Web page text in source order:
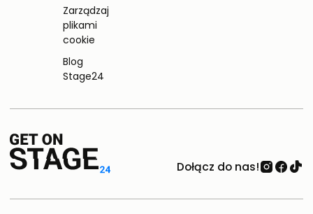
Zarządzaj
plikami
cookie
Blog
Stage24
Dołącz do nas!